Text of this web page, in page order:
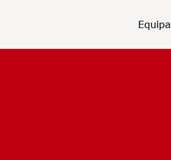
Equipa